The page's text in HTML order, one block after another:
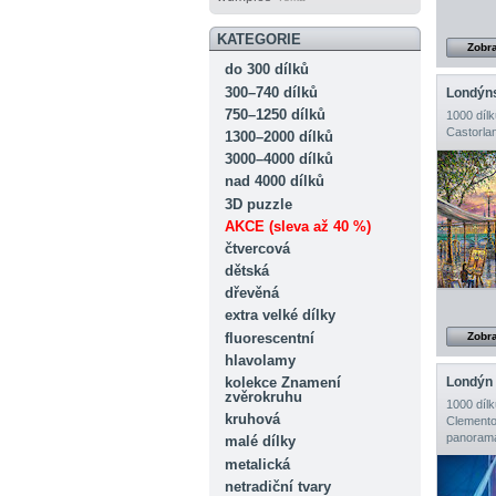
KATEGORIE
do 300 dílků
300–740 dílků
750–1250 dílků
1300–2000 dílků
3000–4000 dílků
nad 4000 dílků
3D puzzle
AKCE (sleva až 40 %)
čtvercová
dětská
dřevěná
extra velké dílky
fluorescentní
hlavolamy
kolekce Znamení
zvěrokruhu
kruhová
malé dílky
metalická
netradiční tvary
1000
Londýn
1000